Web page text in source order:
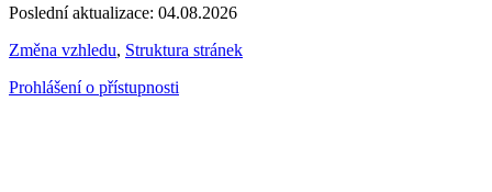
Poslední aktualizace: 04.08.2026
Změna vzhledu, Struktura stránek
Prohlášení o přístupnosti